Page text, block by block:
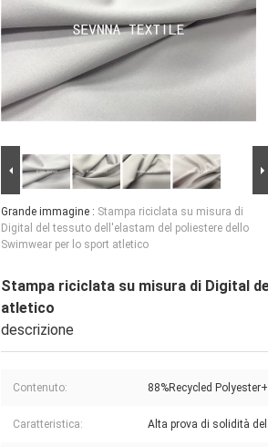
Grande immagine : Stampa riciclata su misura di
Digital del tessuto dell'elastam del poliestere dello
Swimwear per lo sport atletico
Stampa riciclata su misura di Digital
atletico
descrizione
Contenuto: 88%Recycled
Caratteristica: Alta prova di solidità